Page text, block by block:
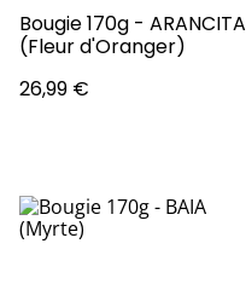
Bougie 170g - ARANCITA
(Fleur d'Oranger)
26,99 €